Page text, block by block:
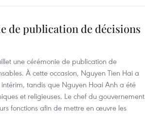
de publication de décisions
une cérémonie de publication de
À cette occasion, Nguyen Tien Hai a
tandis que Nguyen Hoai Anh a été
et religieuses. Le chef du gouvernement
fonctions afin de mettre en œuvre les